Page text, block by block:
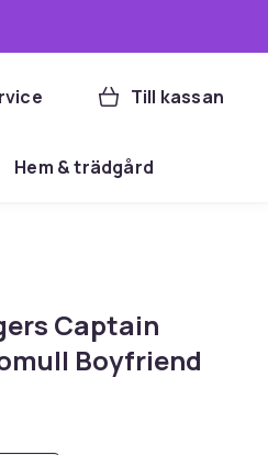
Till kassan
Hem & trädgård
Captain
Boyfriend